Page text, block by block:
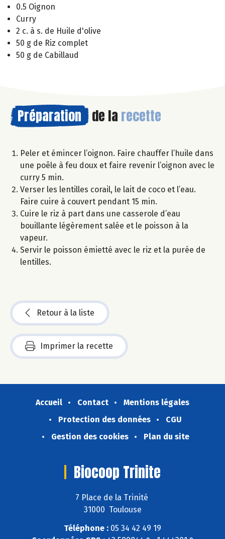
0.5 Oignon
Curry
2 c. à s. de Huile d'olive
50 g de Riz complet
50 g de Cabillaud
Préparation de la recette
Peler et émincer l’oignon. Faire chauffer l’huile dans
une poêle à feu doux et faire revenir l’oignon avec le
curry 5 min.
Verser les lentilles corail, le lait de coco et l’eau.
Faire cuire à couvert pendant 15 min.
Cuire le riz à part dans une casserole d’eau
bouillante légèrement salée et le poisson à la
vapeur.
Servir le poisson émietté avec le riz et la purée de
lentilles.
Retour à la liste
Imprimer la recette
Accueil Contact
Mentions légales
Protection des données
CGU
Gestion des cookies
Plan du site
Biocoop Trinite
7 Place de la Trinité
31000 Toulouse
Téléphone : 05 34 42 49 19